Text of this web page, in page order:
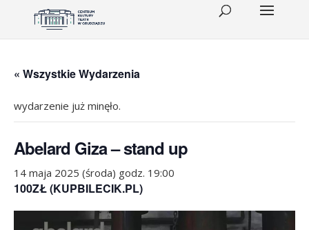
« Wszystkie Wydarzenia
wydarzenie już minęło.
Abelard Giza – stand up
14 maja 2025 (środa) godz. 19:00
100ZŁ (KUPBILECIK.PL)